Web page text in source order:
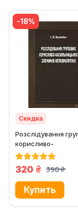
Скидка
Розслідування
корисливо-
насильницьких
-18%
390
грн.
320 грн.